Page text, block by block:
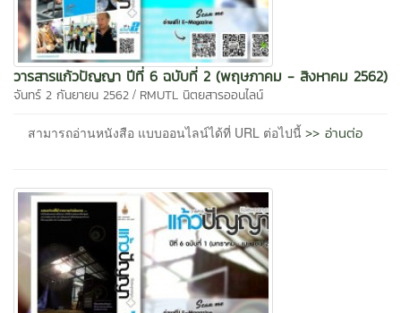
วารสารแก้วปัญญา ปีที่ 6 ฉบับที่ 2 (พฤษภาคม - สิงหาคม 2562)
จันทร์ 2 กันยายน 2562 / RMUTL นิตยสารออนไลน์
สามารถอ่านหนังสือ แบบออนไลน์ได้ที่ URL ต่อไปนี้ >> อ่านต่อ